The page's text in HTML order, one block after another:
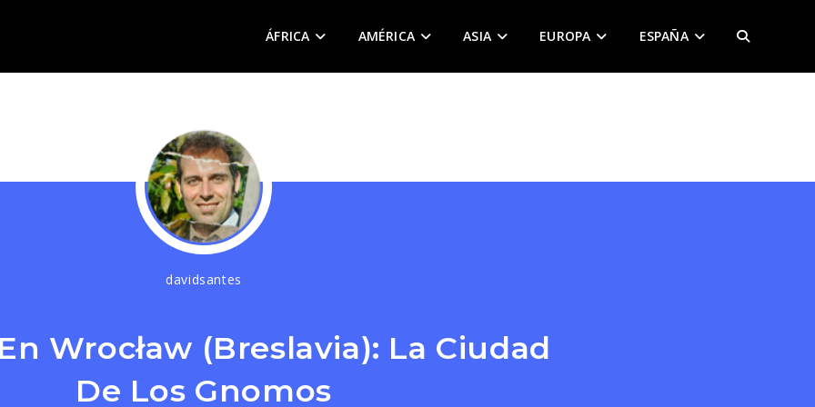
ÁFRICA AMÉRICA ASIA EUROPA ESPAÑA ALTERNAR
DE
davidsantes
Wrocław (Breslavia): La Ciudad
De Los Gnomos